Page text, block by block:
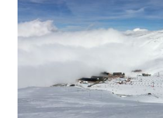
BUCEO
PLANIFICA TU VIAJE